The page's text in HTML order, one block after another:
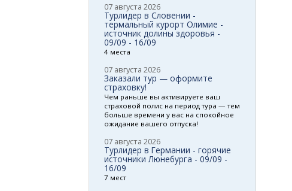
07 августа 2026
Турлидер в Словении -
термальный курорт Олимие -
источник долины здоровья -
09/09 - 16/09
4 места
07 августа 2026
Заказали тур — оформите
страховку!
Чем раньше вы активируете ваш
страховой полис на период тура — тем
больше времени у вас на спокойное
ожидание вашего отпуска!
07 августа 2026
Турлидер в Германии - горячие
источники Люнебурга - 09/09 -
16/09
7 мест